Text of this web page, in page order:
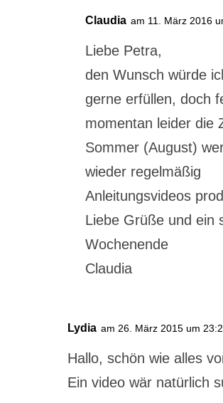
Claudia am 11. März 2016
Liebe Petra,
den Wunsch würde
gerne erfüllen, doch
momentan leider die
Sommer (August)
wieder regelmäßig
Anleitungsvideos
Liebe Grüße und ein
Wochenende
Claudia
Lydia am 26. März 2015 um
Hallo, schön wie alles
Ein video wär natürlich